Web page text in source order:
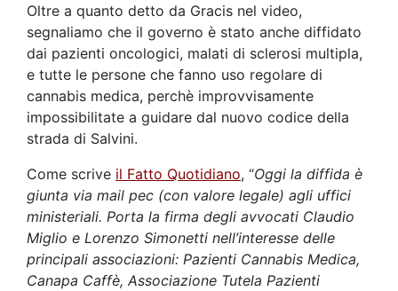
Oltre a quanto detto da Gracis nel video,
segnaliamo che il governo è stato anche diffidato
dai pazienti oncologici, malati di sclerosi multipla,
e tutte le persone che fanno uso regolare di
cannabis medica, perchè improvvisamente
impossibilitate a guidare dal nuovo codice della
strada di Salvini.
Come scrive il Fatto Quotidiano, “Oggi la diffida è
giunta via mail pec (con valore legale) agli uffici
ministeriali. Porta la firma degli avvocati Claudio
Miglio e Lorenzo Simonetti nell’interesse delle
principali associazioni: Pazienti Cannabis Medica,
Canapa Caffè, Associazione Tutela Pazienti